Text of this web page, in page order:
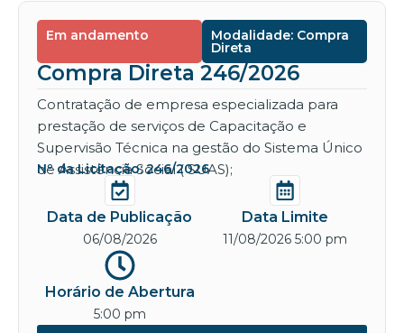
Em andamento Modalidade: Compra
Direta
Compra Direta 246/2026
Contratação de empresa especializada para
prestação de serviços de Capacitação e
Supervisão Técnica na gestão do Sistema Único
de Assistência Social ( SUAS);
Nº da Licitação: 246/2026
Data de Publicação
06/08/2026
Data Limite
11/08/2026 5:00 pm
Horário de Abertura
5:00 pm